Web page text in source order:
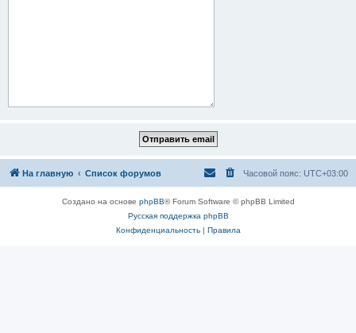
На главную Список форумов Часовой пояс: UTC+03:00
Создано на основе phpBB® Forum Software © phpBB Limited
Русская поддержка phpBB
Конфиденциальность| Правила